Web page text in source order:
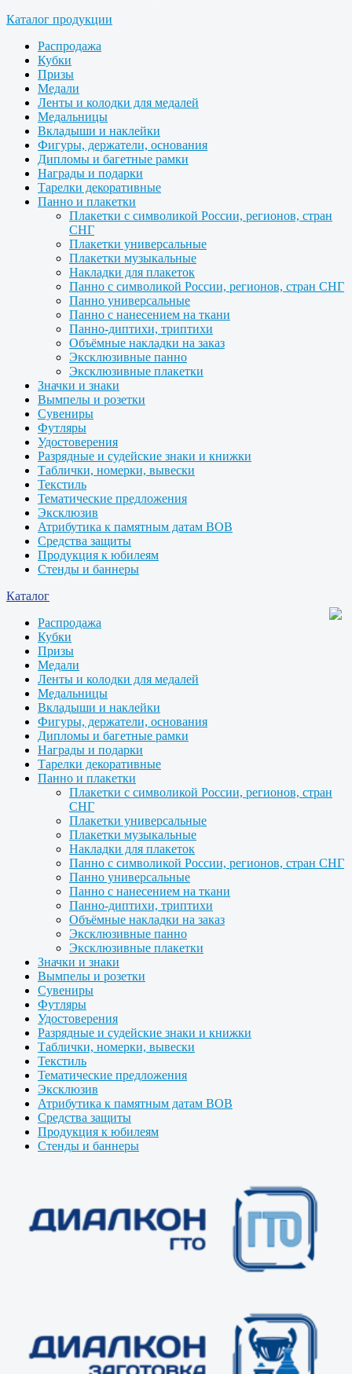
Каталог продукции
Распродажа
Кубки
Призы
Медали
Ленты и колодки для медалей
Медальницы
Вкладыши и наклейки
Фигуры, держатели, основания
Дипломы и багетные рамки
Награды и подарки
Тарелки декоративные
Панно и плакетки
Плакетки с символикой России, регионов, стран
СНГ
Плакетки универсальные
Плакетки музыкальные
Накладки для плакеток
Панно с символикой России, регионов, стран СНГ
Панно универсальные
Панно с нанесением на ткани
Панно-диптихи, триптихи
Объёмные накладки на заказ
Эксклюзивные панно
Эксклюзивные плакетки
Значки и знаки
Вымпелы и розетки
Сувениры
Футляры
Удостоверения
Разрядные и судейские знаки и книжки
Таблички, номерки, вывески
Текстиль
Тематические предложения
Эксклюзив
Атрибутика к памятным датам ВОВ
Средства защиты
Продукция к юбилеям
Стенды и баннеры
Каталог
Распродажа
Кубки
Призы
Медали
Ленты и колодки для медалей
Медальницы
Вкладыши и наклейки
Фигуры, держатели, основания
Дипломы и багетные рамки
Награды и подарки
Тарелки декоративные
Панно и плакетки
Плакетки с символикой России, регионов, стран
СНГ
Плакетки универсальные
Плакетки музыкальные
Накладки для плакеток
Панно с символикой России, регионов, стран СНГ
Панно универсальные
Панно с нанесением на ткани
Панно-диптихи, триптихи
Объёмные накладки на заказ
Эксклюзивные панно
Эксклюзивные плакетки
Значки и знаки
Вымпелы и розетки
Сувениры
Футляры
Удостоверения
Разрядные и судейские знаки и книжки
Таблички, номерки, вывески
Текстиль
Тематические предложения
Эксклюзив
Атрибутика к памятным датам ВОВ
Средства защиты
Продукция к юбилеям
Стенды и баннеры